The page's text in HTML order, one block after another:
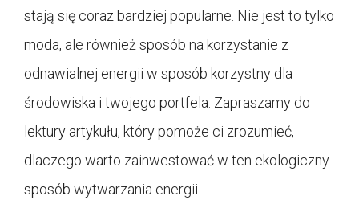
stają się coraz bardziej popularne. Nie jest to tylko
moda, ale również sposób na korzystanie z
odnawialnej energii w sposób korzystny dla
środowiska i twojego portfela. Zapraszamy do
lektury artykułu, który pomoże ci zrozumieć,
dlaczego warto zainwestować w ten ekologiczny
sposób wytwarzania energii.